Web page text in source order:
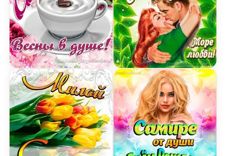
Открытка Самире на День Рождения с
Открытка с Днем